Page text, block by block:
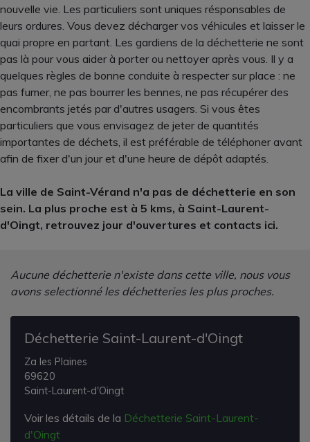
nouvelle vie. Les particuliers sont uniques résponsables de
leurs ordures. Vous devez décharger vos véhicules et laisser le
quai propre en partant. Les gardiens de la déchetterie ne sont
pas là pour vous aider à porter ou nettoyer après vous. Il y a
quelques règles de bonne conduite à respecter sur place : ne
pas fumer, ne pas bourrer les bennes, ne pas récupérer des
encombrants jetés par d'autres usagers. Si vous êtes
particuliers que vous envisagez de jeter de quantités
importantes de déchets, il est préférable de téléphoner avant
afin de fixer d'un jour et d'une heure de dépôt adaptés.
La ville de Saint-Vérand n'a pas de déchetterie en son
sein. La plus proche est à 5 kms, à Saint-Laurent-
d'Oingt, retrouvez jour d'ouvertures et contacts ici.
Aucune déchetterie n'existe dans cette ville, nous vous
avons selectionné les déchetteries les plus proches.
Déchetterie Saint-Laurent-d'Oingt
Za les Plaines
69620
Saint-Laurent-d'Oingt
Voir les détails de la Déchetterie Saint-Laurent-
d'Oingt